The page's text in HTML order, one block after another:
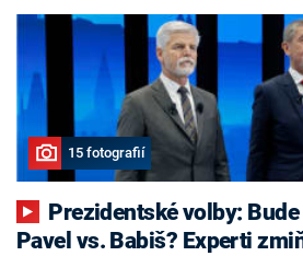
15 fotografií
Pavel vs. Babiš? Experti